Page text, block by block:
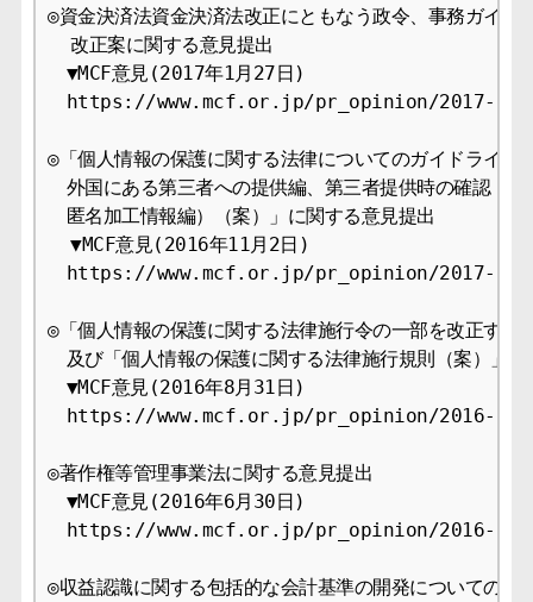
◎資金決済法資金決済法改正にともなう政令、事務ガイド
  改正案に関する意見提出
▼MCF意見(2017年1月27日)
https://www.mcf.or.jp/pr_opinion/2017-9
◎「個人情報の保護に関する法律についてのガイドライン
外国にある第三者への提供編、第三者提供時の確認・記
匿名加工情報編）（案）」に関する意見提出
  ▼MCF意見(2016年11月2日)
https://www.mcf.or.jp/pr_opinion/2017-9
◎「個人情報の保護に関する法律施行令の一部を改正する
及び「個人情報の保護に関する法律施行規則（案）」に
▼MCF意見(2016年8月31日)
https://www.mcf.or.jp/pr_opinion/2016-9
◎著作権等管理事業法に関する意見提出
▼MCF意見(2016年6月30日)
https://www.mcf.or.jp/pr_opinion/2016-9
◎収益認識に関する包括的な会計基準の開発についての意